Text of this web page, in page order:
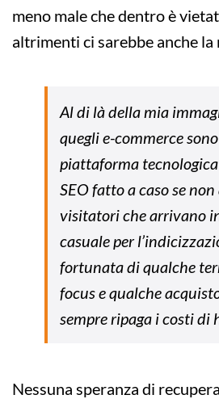
meno male che dentro è
altrimenti ci sarebbe anche la
Al di là della mia
quegli e-commerce
piattaforma
SEO fatto a caso se non
visitatori che arrivano
casuale per
fortunata di qualche
focus e qualche
sempre ripaga i costi di
Nessuna speranza di